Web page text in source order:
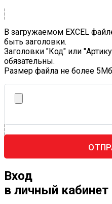
В загружаемом EXCEL
быть заголовки.
Заголовки "Код" или
обязательны.
Размер файла не более
Вход
в личный кабинет